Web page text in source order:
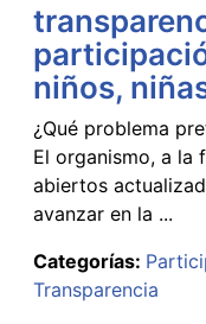
niños,
¿Qué problema
El organismo, a la
abiertos
avanzar en la ...
Categorías:
Transparencia